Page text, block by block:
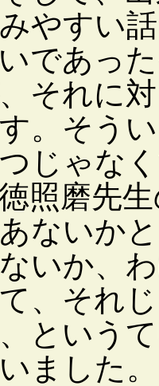
やすい
であっ
それに
。そう
じゃな
照磨先
ないか
いか、
、それ
という
ました。